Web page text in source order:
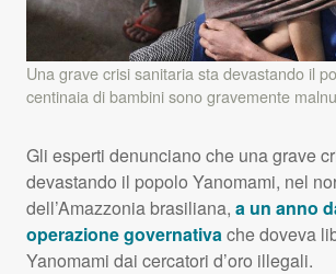
Una grave crisi sanitaria sta devastando il
centinaia di bambini sono gravemente
Gli esperti denunciano che una grave
devastando il popolo Yanomami, nel
dell’Amazzonia brasiliana, a un anno
operazione governativache doveva
Yanomami dai cercatori d’oro illegali.